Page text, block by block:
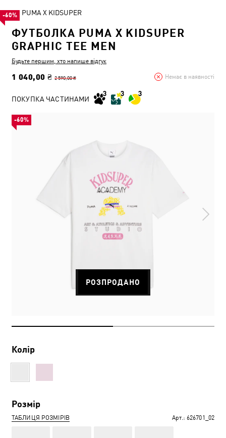
PUMA X KIDSUPER
ФУТБОЛКА PUMA X KIDSUPER
GRAPHIC TEE MEN
Будьте першим, хто напише відгук
1 040,00 ₴ 2 590,00 ₴ Немає в наявності
-60%
ПОКУПКА ЧАСТИНАМИ
РОЗПРОДАНО
Колір
Розмір
ТАБЛИЦЯ РОЗМІРІВ Арт.: 626701_02
-60%